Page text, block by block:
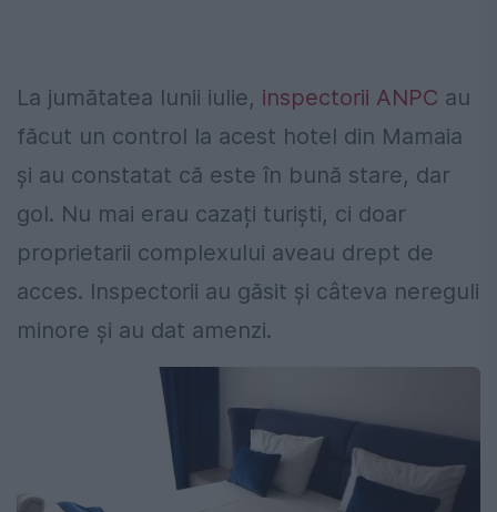
La jumătatea lunii iulie, inspectorii ANPC au
făcut un control la acest hotel din Mamaia
și au constatat că este în bună stare, dar
gol. Nu mai erau cazați turiști, ci doar
proprietarii complexului aveau drept de
acces. Inspectorii au găsit și câteva nereguli
minore și au dat amenzi.